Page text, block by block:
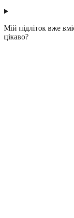
Мій підліток вже
цікаво?